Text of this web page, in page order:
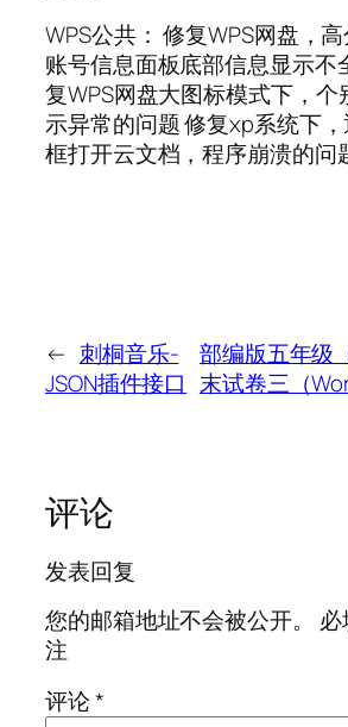
WPS公共： 修复WPS网盘，
账号信息面板底部信息显示不
复WPS网盘大图标模式下，个
示异常的问题 修复xp系统下
框打开云文档，程序崩溃的问
← 刺桐音乐-
JSON插件接口
部编版五年级
末试卷三（
评论
发表回复
您的邮箱地址不会被公开。
注
评论*